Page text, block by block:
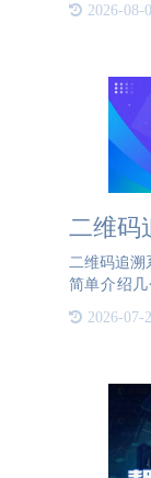
可能大家小
2026-08-
二维码
二维码追
简单介绍
工、运输
2026-07-